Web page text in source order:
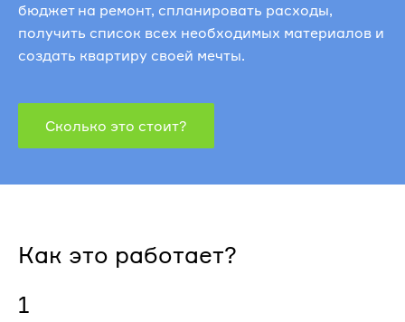
бюджет на ремонт, спланировать расходы,
получить список всех необходимых материалов и
создать квартиру своей мечты.
Сколько это стоит?
Как это работает?
1